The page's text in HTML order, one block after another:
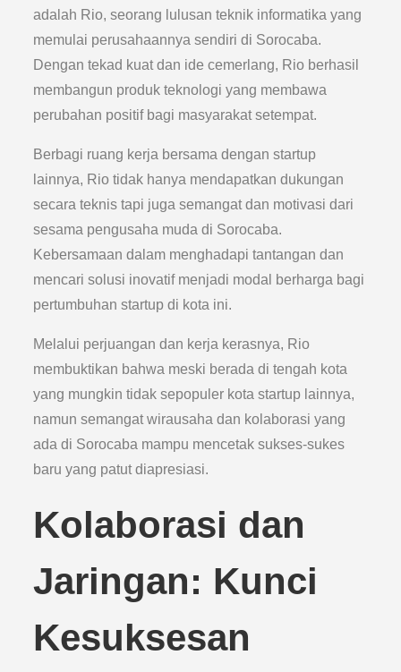
adalah Rio, seorang lulusan teknik informatika yang
memulai perusahaannya sendiri di Sorocaba.
Dengan tekad kuat dan ide cemerlang, Rio berhasil
membangun produk teknologi yang membawa
perubahan positif bagi masyarakat setempat.
Berbagi ruang kerja bersama dengan startup
lainnya, Rio tidak hanya mendapatkan dukungan
secara teknis tapi juga semangat dan motivasi dari
sesama pengusaha muda di Sorocaba.
Kebersamaan dalam menghadapi tantangan dan
mencari solusi inovatif menjadi modal berharga bagi
pertumbuhan startup di kota ini.
Melalui perjuangan dan kerja kerasnya, Rio
membuktikan bahwa meski berada di tengah kota
yang mungkin tidak sepopuler kota startup lainnya,
namun semangat wirausaha dan kolaborasi yang
ada di Sorocaba mampu mencetak sukses-sukes
baru yang patut diapresiasi.
Kolaborasi dan
Jaringan: Kunci
Kesuksesan